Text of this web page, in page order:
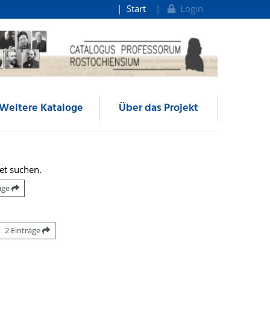
Start Login
Kataloge Über das Projekt
suchen.
2 Einträge